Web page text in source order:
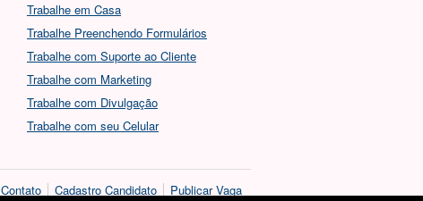
Trabalhe em Casa
Trabalhe Preenchendo Formulários
Trabalhe com Suporte ao Cliente
Trabalhe com Marketing
Trabalhe com Divulgação
Trabalhe com seu Celular
Contato Cadastro Candidato Publicar Vaga